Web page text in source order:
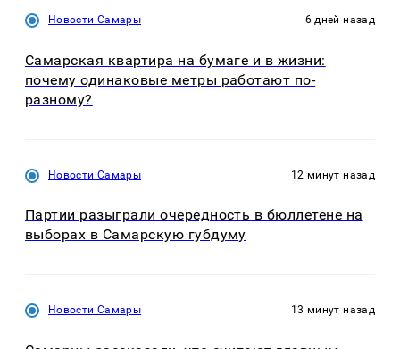
Новости Самары 6 дней назад
Самарская квартира на бумаге и в жизни:
почему одинаковые метры работают по-
разному?
Новости Самары 12 минут назад
Партии разыграли очередность в бюллетене на
выборах в Самарскую губдуму
Новости Самары 13 минут назад